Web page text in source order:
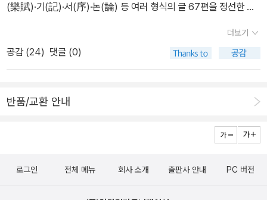
(樂賦)·기(記)·서(序)·논(論) 등 여러 형식의 글 67편을 정선한 것
을 펼쳤다면, <허백당집>에서는 허백당 성현의 본연의 모습을 드러
낸다. 천여 수에 달하는 시 작품과 산문 속에 그가 바라보는 조선의 모
습, 그가 그리는 사회, 그가 권하는 풍류가 두루 담겼다. 국내 최초로
폭을 좁힐 수 있을 것이다.: ‘최초’라는 데에 일단, 주목. 무엇보다 시
에 좀 더 기울고 있다는. 이전에 접하지 않았던 카테고리라 호기심이
일파만파로 뻗어나간다. 집의 책들을 일부 정리하고(더 이상의 공간
해야지. 그 다음부터 꾹꾹 참을 계획이지만, 과연=_=;), 얼른 소장하
더보기
공감 (24) 댓글 (0)
반품/교환 안내
로그인 전체 메뉴 회사 소개 출판사 안내 PC 버전